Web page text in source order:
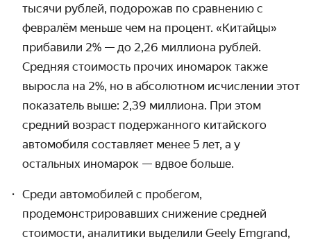
тысячи рублей, подорожав по сравнению с
февралём меньше чем на процент. «Китайцы»
прибавили 2% — до 2,26 миллиона рублей.
Средняя стоимость прочих иномарок также
выросла на 2%, но в абсолютном исчислении этот
показатель выше: 2,39 миллиона. При этом
средний возраст подержанного китайского
автомобиля составляет менее 5 лет, а у
остальных иномарок — вдвое больше.
Среди автомобилей с пробегом,
продемонстрировавших снижение средней
стоимости, аналитики выделили Geely Emgrand,